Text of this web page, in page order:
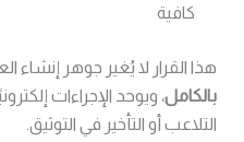
كافية
هذا القرار لا يُغير جوهر إنشاء
بالكامل، ويوحد الإجراءات
التلاعب أو التأخير في التوثيق.